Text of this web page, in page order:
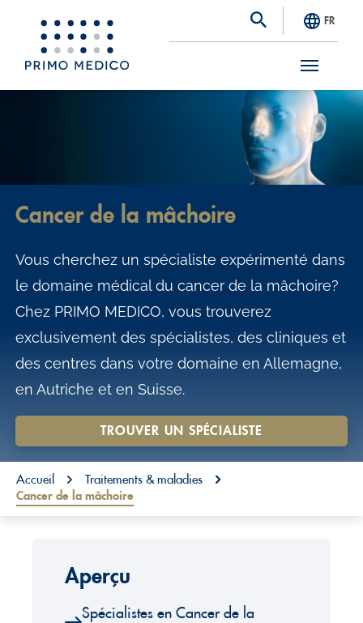
S
FR
Cancer de la mâchoire
Vous cherchez un spécialiste expérimenté dans
le domaine médical du cancer de la mâchoire?
Chez PRIMO MEDICO, vous trouverez
exclusivement des spécialistes, des cliniques et
des centres dans votre domaine en Allemagne,
en Autriche et en Suisse.
TROUVER UN SPÉCIALISTE
You are here:
Accueil
Traitements & maladies
Cancer de la mâchoire
Aperçu
Spécialistes en Cancer de la